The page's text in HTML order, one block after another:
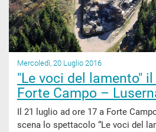
Mercoledì, 20 Luglio 2016
"Le voci del lamento"
Forte Campo –
Il 21 luglio ad ore 17 a Forte
scena lo spettacolo “Le voci del